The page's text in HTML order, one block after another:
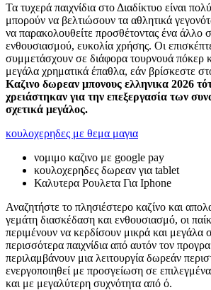
Τα τυχερά παιχνίδια στο Διαδίκτυο είναι
μπορούν να βελτιώσουν τα αθλητικά
να παρακολουθείτε προσθέτοντας ένα άλλο
ενθουσιασμού, ευκολία χρήσης. Οι
συμμετάσχουν σε διάφορα τουρνουά πόκερ
μεγάλα χρηματικά έπαθλα, εάν βρίσκεστε
Καζινο δωρεαν μπονους ελληνικα 2026
χρειάστηκαν για την επεξεργασία των
σχετικά μεγάλος.
κουλοχερηδες με θεμα μαγια
νομιμο καζινο με google pay
κουλοχερηδες δωρεαν για tablet
Καλυτερα Ρουλετα Για Iphone
Αναζητήστε το πλησιέστερο καζίνο και
γεμάτη διασκέδαση και ενθουσιασμό, οι
περιμένουν να κερδίσουν μικρά και μεγάλα
περισσότερα παιχνίδια από αυτόν τον
περιλαμβάνουν μια λειτουργία δωρεάν
ενεργοποιηθεί με προσγείωση σε
και με μεγαλύτερη συχνότητα από ό.